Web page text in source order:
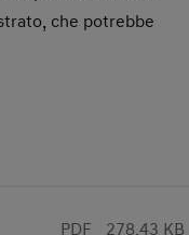
che potrebbe
PDF 278.43 KB